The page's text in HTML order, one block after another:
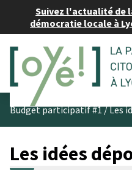
Suivez l'actualité de
démocratie locale à
Budget participatif #1/Les
Les idées